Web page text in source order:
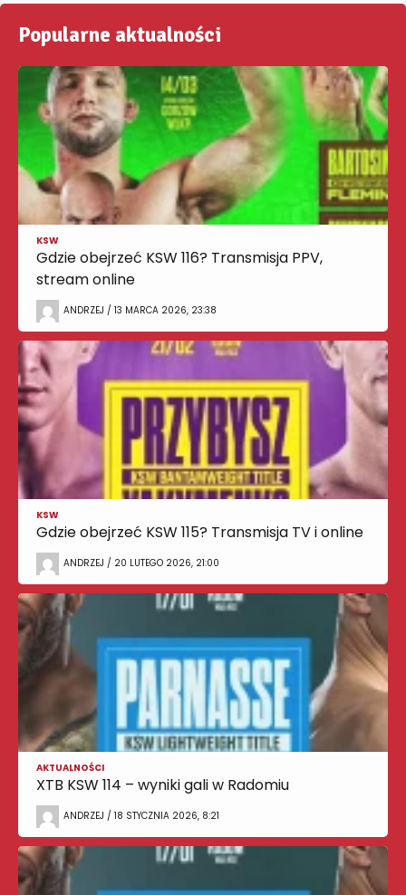
Popularne aktualności
KSW
Gdzie obejrzeć KSW 116? Transmisja PPV,
stream online
ANDRZEJ / 13 MARCA 2026, 23:38
KSW
Gdzie obejrzeć KSW 115? Transmisja TV i online
ANDRZEJ / 20 LUTEGO 2026, 21:00
AKTUALNOŚCI
XTB KSW 114 – wyniki gali w Radomiu
ANDRZEJ / 18 STYCZNIA 2026, 8:21